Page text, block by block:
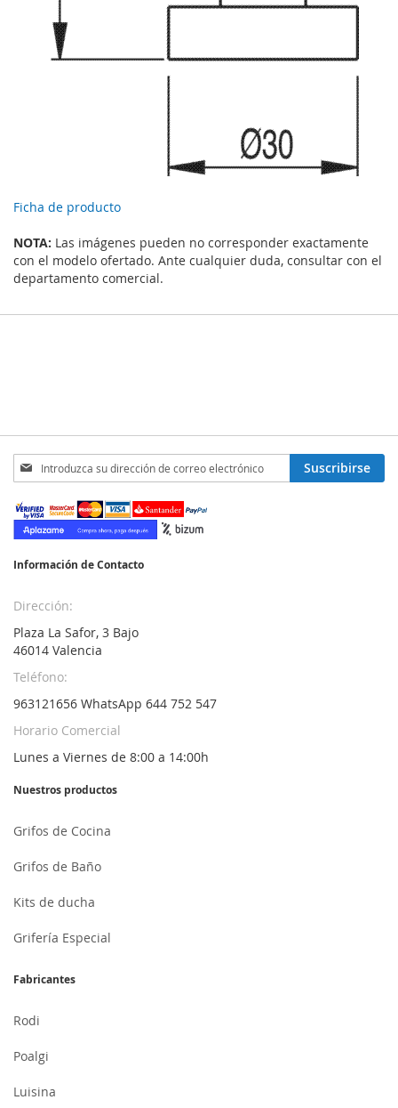
Ficha de producto
NOTA: Las imágenes pueden no corresponder exactamente
con el modelo ofertado. Ante cualquier duda, consultar con el
departamento comercial.
Inscríbase
a
nuestro
boletín
de
Suscribirse
Información de Contacto
Dirección:
Plaza La Safor, 3 Bajo
46014 Valencia
Teléfono:
963121656 WhatsApp 644 752 547
Horario Comercial
Lunes a Viernes de 8:00 a 14:00h
Nuestros productos
Grifos de Cocina
Grifos de Baño
Kits de ducha
Grifería Especial
Fabricantes
Rodi
Poalgi
Luisina